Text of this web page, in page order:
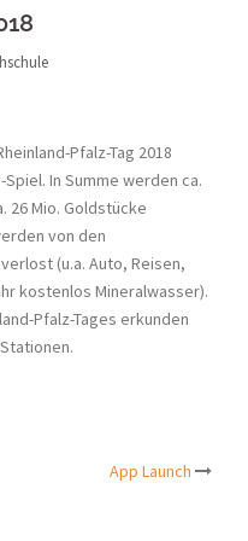
Pfalz-Tag 2018
In Summe werden ca.
26 Mio. Goldstücke
von den
(u.a. Auto, Reisen,
kostenlos Mineralwasser).
Pfalz-Tages erkunden
App Launch